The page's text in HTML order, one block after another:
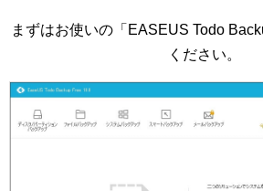
まずはお使いの「EASEUS Todo
ください。